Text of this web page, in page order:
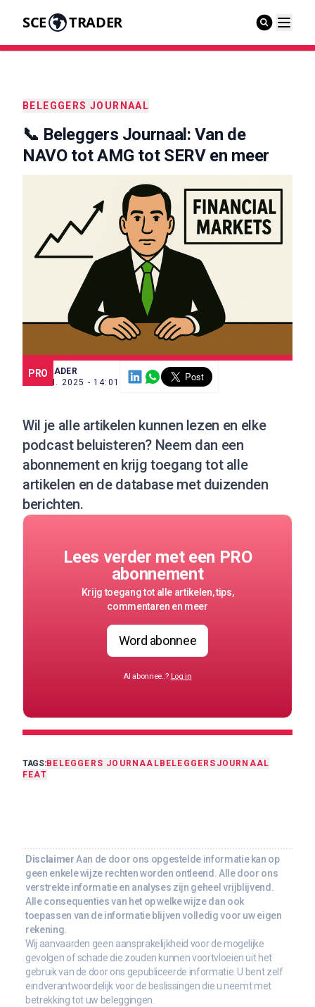
SCE TRADER
BELEGGERS JOURNAAL
📞 Beleggers Journaal: Van de
NAVO tot AMG tot SERV en meer
PRO
SCE TRADER
26 JUN. 2025 - 14:01
Wil je alle artikelen kunnen lezen en elke
podcast beluisteren? Neem dan een
abonnementen krijg toegang tot alle
artikelen en de database met duizenden
berichten.
Lees verder met een PRO
abonnement
Krijg toegang tot alle artikelen, tips,
commentaren en meer
Word abonnee
Al abonnee..? Log in
TAGS:BELEGGERS JOURNAAL BELEGGERSJOURNAAL
FEAT
Disclaimer Aan de door ons opgestelde informatie kan op
geen enkele wijze rechten worden ontleend. Alle door ons
verstrekte informatie en analyses zijn geheel vrijblijvend.
Alle consequenties van het op welke wijze dan ook
toepassen van de informatie blijven volledig voor uw eigen
rekening.
Wij aanvaarden geen aansprakelijkheid voor de mogelijke
gevolgen of schade die zouden kunnen voortvloeien uit het
gebruik van de door ons gepubliceerde informatie. U bent zelf
eindverantwoordelijk voor de beslissingen die u neemt met
betrekking tot uw beleggingen.